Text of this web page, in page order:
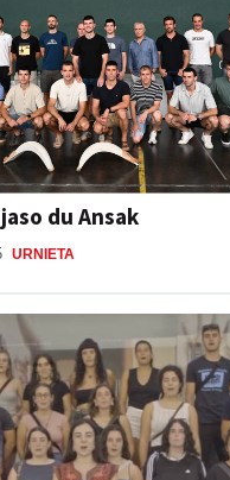
du Ansak
URNIETA